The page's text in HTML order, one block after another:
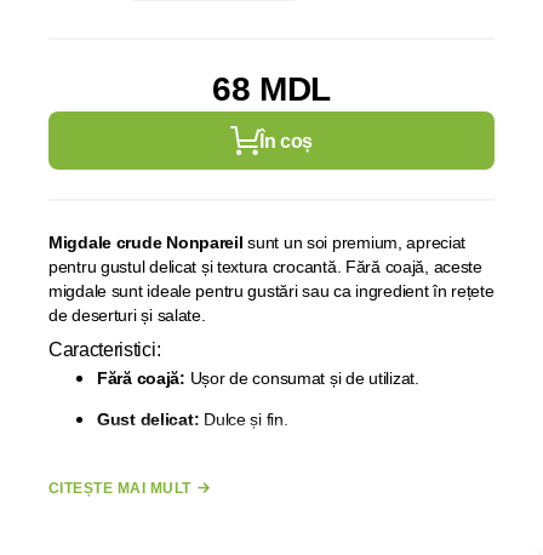
68 MDL
În coș
Migdale crude Nonpareil sunt un soi premium, apreciat
pentru gustul delicat și textura crocantă. Fără coajă, aceste
migdale sunt ideale pentru gustări sau ca ingredient în rețete
de deserturi și salate.
Caracteristici:
Fără coajă: Ușor de consumat și de utilizat.
Gust delicat: Dulce și fin.
Beneficii:
CITEȘTE MAI MULT